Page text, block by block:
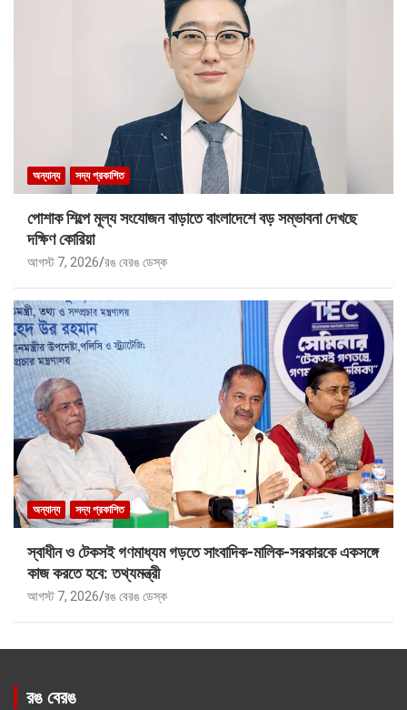
অন্যান্য সদ্য প্রকাশিত
পোশাক শিল্পে মূল্য সংযোজন বাড়াতে বাংলাদেশে বড় সম্ভাবনা দেখছে
দক্ষিণ কোরিয়া
আগস্ট 7, 2026 রঙ বেরঙ ডেস্ক
অন্যান্য সদ্য প্রকাশিত
স্বাধীন ও টেকসই গণমাধ্যম গড়তে সাংবাদিক-মালিক-সরকারকে একসঙ্গে
কাজ করতে হবে: তথ্যমন্ত্রী
আগস্ট 7, 2026 রঙ বেরঙ ডেস্ক
রঙ বেরঙ